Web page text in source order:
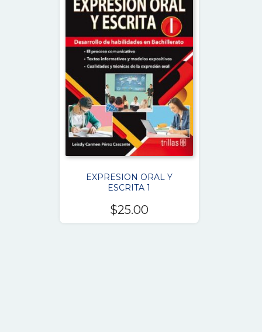
EXPRESION ORAL Y
ESCRITA 1
$25.00